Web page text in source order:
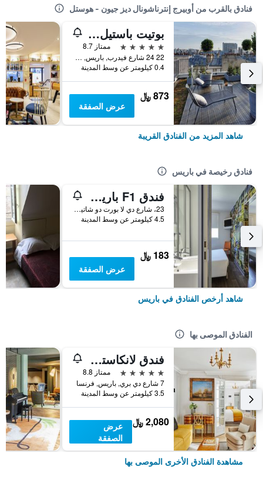
فنادق بالقرب من أوبيرج إنترناشونال ديز جيون - هوستل
بوتيت باستيل هوتل باريس - ٕم جاليري كوليكشن
5 نجوم
ممتاز 8.7
22 24 شارع فيدرب, باريس, فرنسا
0.4 كيلومتر عن وسط المدينة
873 ﷼
عرض الصفقة
شاهد المزيد من الفنادق القريبة
فنادق رخيصة في باريس
فندق F1 باريس بورت دو شاتيلون
23، شارع دي لا بورت دو شاتيلون, باريس, فرنسا
4.5 كيلومتر عن وسط المدينة
183 ﷼
عرض الصفقة
شاهد أرخص الفنادق في باريس
الفنادق الموصى بها
فندق لانكاستر باريس شانزليزيه
5 نجوم
ممتاز 8.8
7 شارع دي بري, باريس, فرنسا
3.5 كيلومتر عن وسط المدينة
2,080 ﷼
عرض
الصفقة
مشاهدة الفنادق الأخرى الموصى بها